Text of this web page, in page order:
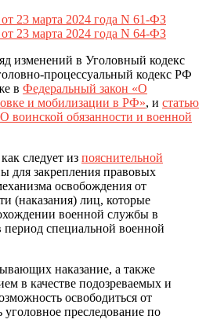
23 марта 2024 года N 61-ФЗ
23 марта 2024 года N 64-ФЗ
изменений в Уголовный кодекс
процессуальный кодекс РФ
в Федеральный закон «О
и мобилизации в РФ», и статью
воинской обязанности и военной
следует из пояснительной
для закрепления правовых
освобождения от
(наказания) лиц, которые
военной службы в
специальной военной
наказание, а также
в качестве подозреваемых и
освободиться от
уголовное преследование по